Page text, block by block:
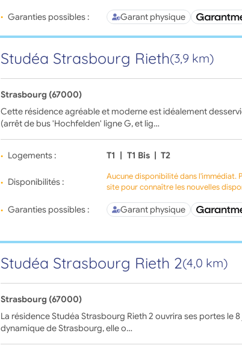
Garanties possibles : Garant physique
Studéa Strasbourg Rieth(3,9 km)
Strasbourg (67000)
Cette résidence agréable et moderne est idéalement
(arrêt de bus 'Hochfelden' ligne G, et lig…
Logements : T1 | T1 Bis | T2
Disponibilités :
Aucune disponibilité dans l'immédiat.
site pour connaître les nouvelles
Garanties possibles :
Garant physique
Studéa Strasbourg Rieth 2(4,0 km)
Strasbourg (67000)
La résidence Studéa Strasbourg Rieth 2 ouvrira ses portes le
dynamique de Strasbourg, elle o…